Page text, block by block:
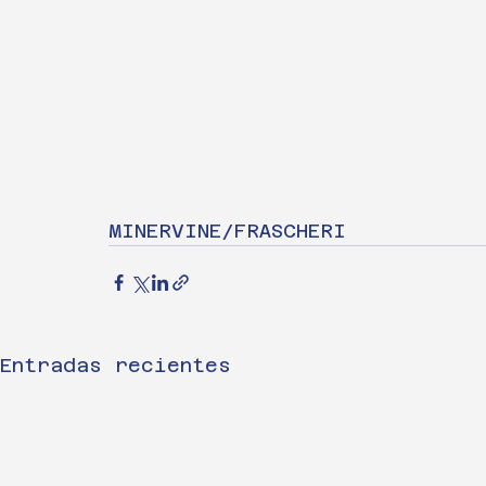
MINERVINE/FRASCHERI
Entradas recientes